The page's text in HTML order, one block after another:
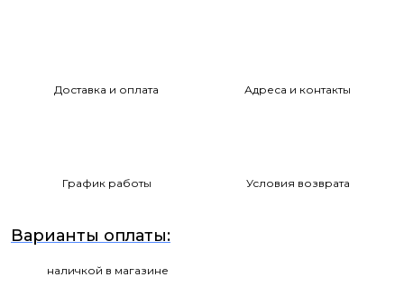
Доставка и оплата Адреса и контакты
График работы Условия возврата
Варианты оплаты:
наличкой в магазине